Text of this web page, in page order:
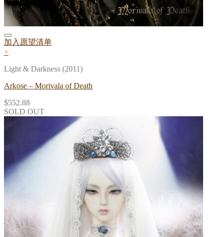
加入愿望清单
+
Light & Darkness (2011)
Arkose – Morivala of Death
$552.88
SOLD OUT